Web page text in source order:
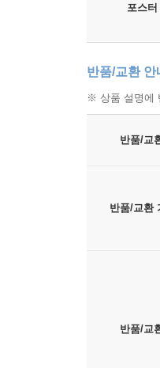
포스터
반품/교환 안
※ 상품 설명에
반품/교
반품/교환
반품/교